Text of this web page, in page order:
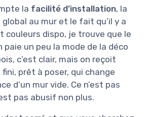
la facilité d’installation, la
au mur et le fait qu’il y a
couleurs dispo, je trouve que le
paie un peu la mode de la déco
c’est clair, mais on reçoit
prêt à poser, qui change
d’un mur vide. Ce n’est pas
pas abusif non plus.